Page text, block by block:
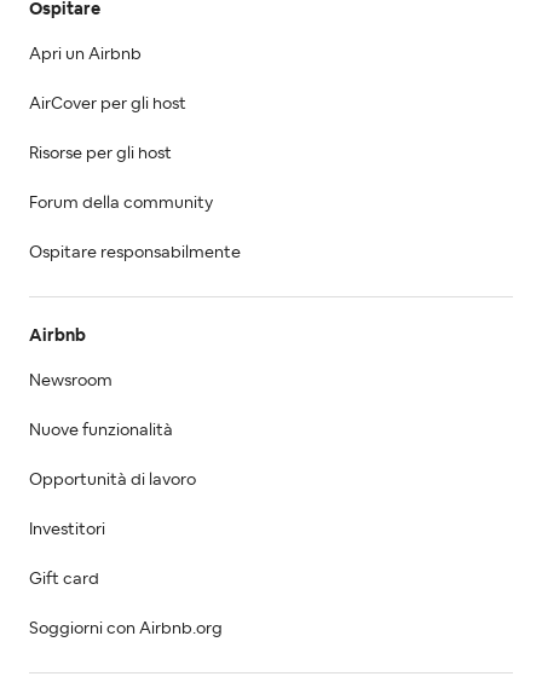
Ospitare
Apri un Airbnb
AirCover per gli host
Risorse per gli host
Forum della community
Ospitare responsabilmente
Airbnb
Newsroom
Nuove funzionalità
Opportunità di lavoro
Investitori
Gift card
Soggiorni con Airbnb.org